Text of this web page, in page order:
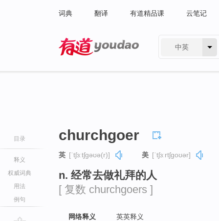
词典 翻译 有道精品课 云笔记
中英
目录
释义
权威词典
用法
例句
churchgoer
英 [ˈtʃɜːtʃɡəʊə(r)] 美 [ˈtʃɜːrtʃɡoʊər]
n. 经常去做礼拜的人
[ 复数 churchgoers ]
网络释义 英英释义